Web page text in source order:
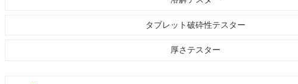
タブレット破砕性テスター
厚さテスター